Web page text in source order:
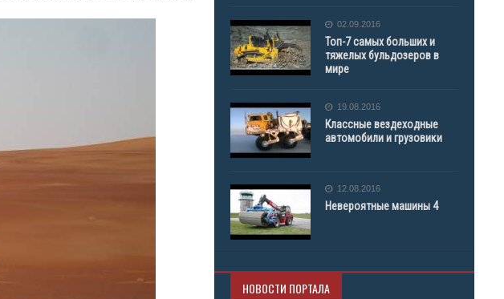
02.09.2016
Топ-7 самых больших и
тяжелых бульдозеров в
мире
19.08.2016
Классные вездеходные
автомобили и грузовики
12.08.2016
Невероятные машины 4
НОВОСТИ ПОРТАЛА